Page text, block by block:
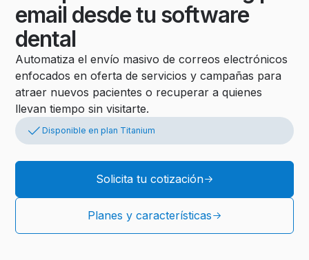
email desde tu software
dental
Automatiza el envío masivo de correos electrónicos
enfocados en oferta de servicios y campañas para
atraer nuevos pacientes o recuperar a quienes
llevan tiempo sin visitarte.
Disponible en plan Titanium
Solicita tu cotización
Planes y características